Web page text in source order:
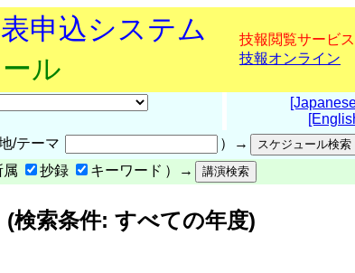
申込システム
ル
技報閲覧サービス
技報オンライン
/テーマ
）→
属 抄録 キーワード ）→
索条件: すべての年度)